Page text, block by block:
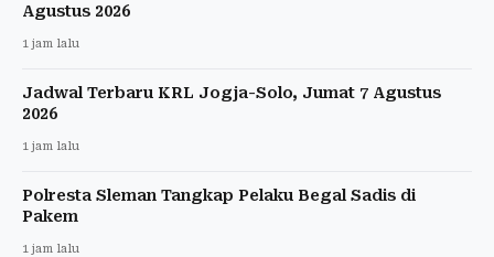
Agustus 2026
1 jam lalu
Jadwal Terbaru KRL Jogja-Solo, Jumat 7 Agustus
2026
1 jam lalu
Polresta Sleman Tangkap Pelaku Begal Sadis di
Pakem
1 jam lalu